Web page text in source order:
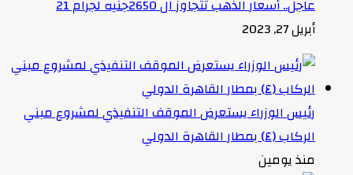
عاجل.. أسعار الذهب تتجاوز ال 2650جنيه لجرام 21
أبريل 27, 2023
رئيس الوزراء يستعرض الموقف التنفيذي لمشروع مبني
الركاب (٤) بمطار القاهرة الدولي
منذ يومين